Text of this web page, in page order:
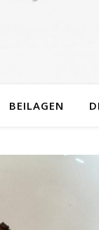
BEILAGEN